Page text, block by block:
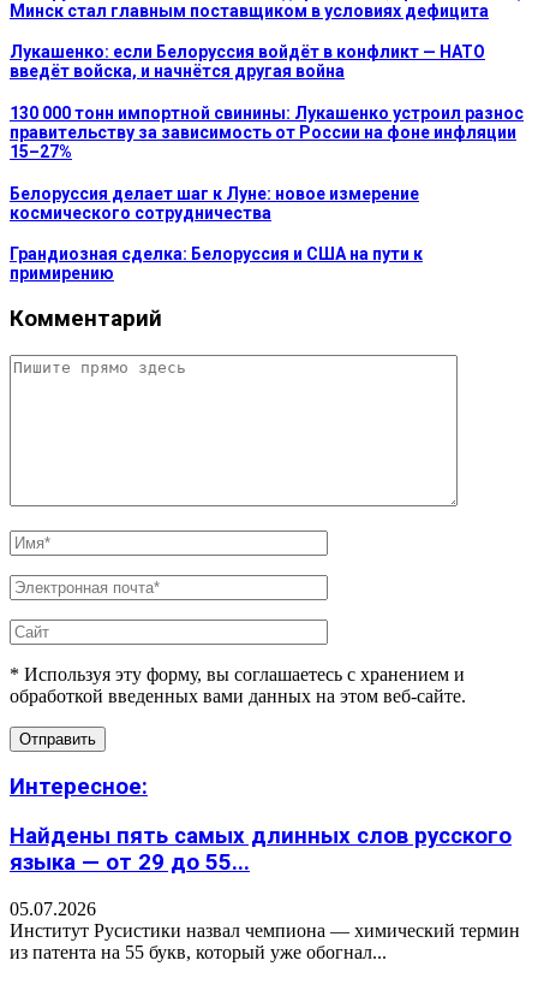
Минск стал главным поставщиком в условиях дефицита
Лукашенко: если Белоруссия войдёт в конфликт — НАТО
введёт войска, и начнётся другая война
130 000 тонн импортной свинины: Лукашенко устроил разнос
правительству за зависимость от России на фоне инфляции
15–27%
Белоруссия делает шаг к Луне: новое измерение
космического сотрудничества
Грандиозная сделка: Белоруссия и США на пути к
примирению
Комментарий
* Используя эту форму, вы соглашаетесь с хранением и
обработкой введенных вами данных на этом веб-сайте.
Интересное:
Найдены пять самых длинных слов русского
языка — от 29 до 55...
05.07.2026
Институт Русистики назвал чемпиона — химический термин
из патента на 55 букв, который уже обогнал...